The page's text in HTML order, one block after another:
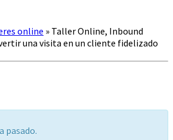
online » Taller Online, Inbound
una visita en un cliente fidelizado
pasado.